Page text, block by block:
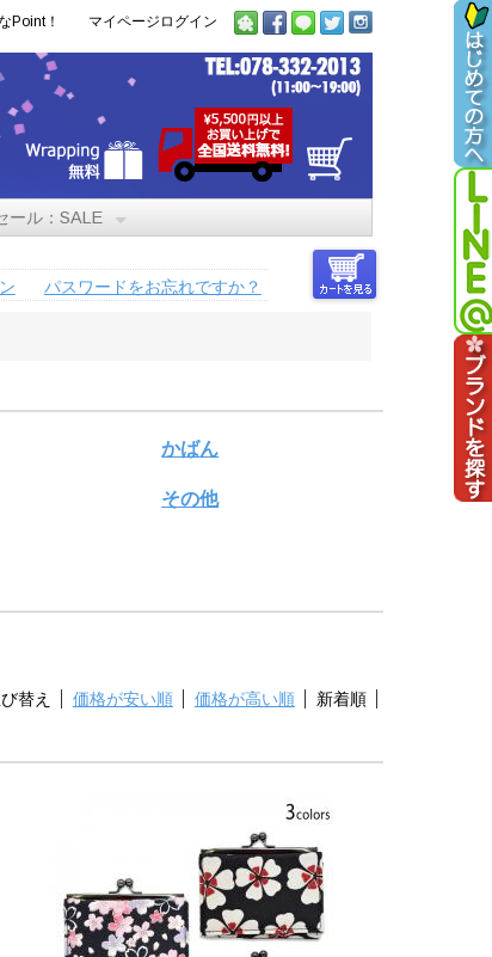
Point！ マイページログイン
ール：SALE
パスワードをお忘れですか？
かばん
その他
替え 価格が安い順 価格が高い順 新着順